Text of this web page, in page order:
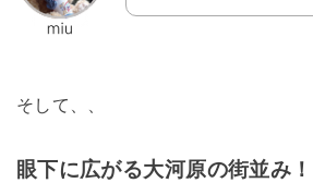
そして、、
眼下に広がる大河原の街並み！